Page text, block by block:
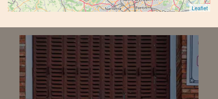
Leaflet